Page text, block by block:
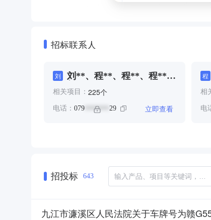
招标联系人
刘
刘**、程**、程**、程**、
相关项目： 225个
电话： 079 ******* 29 立即查看
程
相
电
招投标 643
九江市濂溪区人民法院关于车牌号为赣